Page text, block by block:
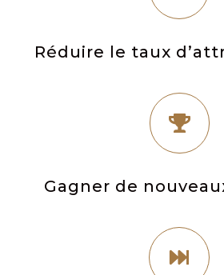
Réduire le taux

Gagner de
